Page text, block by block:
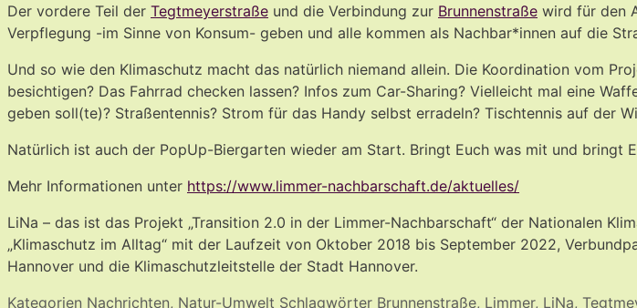
Der vordere Teil der Tegtmeyerstraße und die Verbindung zur Brunnenstraße wird für den
Verpflegung -im Sinne von Konsum- geben und alle kommen als Nachbar*innen auf die
Und so wie den Klimaschutz macht das natürlich niemand allein. Die Koordination vom
besichtigen? Das Fahrrad checken lassen? Infos zum Car-Sharing? Vielleicht mal eine
geben soll(te)? Straßentennis? Strom für das Handy selbst erradeln? Tischtennis auf der
Natürlich ist auch der PopUp-Biergarten wieder am Start. Bringt Euch was mit und bringt
Mehr Informationen unter https://www.limmer-nachbarschaft.de/aktuelles/
LiNa – das ist das Projekt „Transition 2.0 in der Limmer-Nachbarschaft“ der Nationalen
„Klimaschutz im Alltag“ mit der Laufzeit von Oktober 2018 bis September 2022,
Hannover und die Klimaschutzleitstelle der Stadt Hannover.
Kategorien Nachrichten, Natur-Umwelt Schlagwörter Brunnenstraße, Limmer, LiNa,